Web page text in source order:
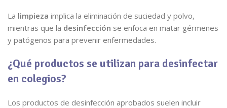
La limpieza implica la eliminación de suciedad y polvo,
mientras que la desinfección se enfoca en matar gérmenes
y patógenos para prevenir enfermedades.
¿Qué productos se utilizan para desinfectar
en colegios?
Los productos de desinfección aprobados suelen incluir